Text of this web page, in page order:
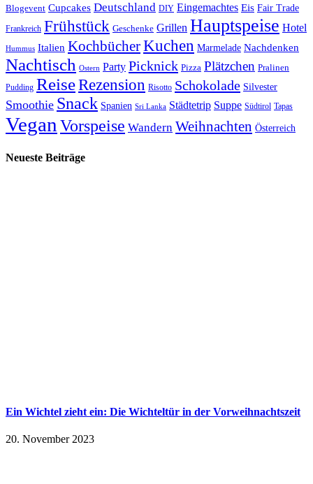
Blogevent Cupcakes Deutschland DIY Eingemachtes Eis Fair Trade
Frankreich Frühstück Geschenke Grillen Hauptspeise Hotel
Hummus Italien KochbücherKuchen Marmelade Nachdenken
Nachtisch Ostern Party Picknick Pizza Plätzchen Pralinen
Pudding ReiseRezension Risotto Schokolade Silvester
Smoothie Snack Spanien Sri Lanka Städtetrip Suppe Südtirol Tapas
Vegan Vorspeise Wandern Weihnachten Österreich
Neueste Beiträge
Ein Wichtel zieht ein: Die Wichteltür in der Vorweihnachtszeit
20. November 2023